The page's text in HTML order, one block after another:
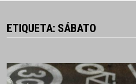
ETIQUETA: SÁBATO